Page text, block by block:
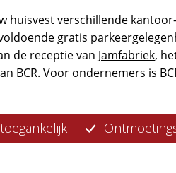
huisvest verschillende
gratis
de receptie van Jamfabriek,
BCR. Voor ondernemers is